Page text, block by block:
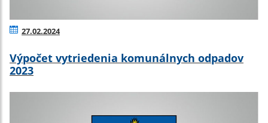
27.02.2024
Výpočet vytriedenia komunálnych odpadov
2023